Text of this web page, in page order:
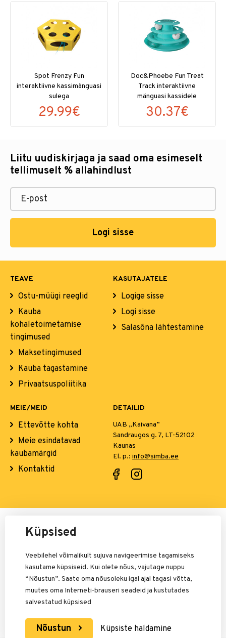
Spot Frenzy Fun
interaktiivne kassimänguasi
sulega
29.99€
Doc&Phoebe Fun Treat
Track interaktiivne
mänguasi kassidele
30.37€
Liitu uudiskirjaga ja saad oma esimeselt
tellimuselt % allahindlust
Logi sisse
TEAVE
Ostu-müügi reeglid
Kauba
kohaletoimetamise
tingimused
Maksetingimused
Kauba tagastamine
Privaatsuspoliitika
KASUTAJATELE
Logige sisse
Logi sisse
Salasõna lähtestamine
MEIE/MEID
Ettevõtte kohta
Meie esindatavad
kaubamärgid
Kontaktid
DETAILID
UAB „Kaivana”
Sandraugos g. 7, LT-52102
Kaunas
El. p.: info@simba.ee
Maksete eest vastutab:
Küpsised
Veebilehel võimalikult sujuva navigeerimise tagamiseks
kasutame küpsiseid. Kui olete nõus, vajutage nuppu
“Nõustun”. Saate oma nõusoleku igal ajal tagasi võtta,
muutes oma Interneti-brauseri seadeid ja kustutades
salvestatud küpsised
Nõustun Küpsiste haldamine